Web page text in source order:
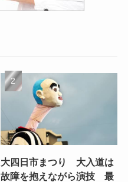
大四日市まつり 大入道は
故障を抱えながら演技 最